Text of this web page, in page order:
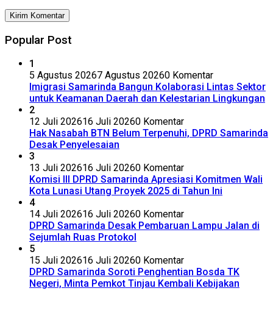
Popular Post
1
5 Agustus 20267 Agustus 20260 Komentar
Imigrasi Samarinda Bangun Kolaborasi Lintas Sektor
untuk Keamanan Daerah dan Kelestarian Lingkungan
2
12 Juli 202616 Juli 20260 Komentar
Hak Nasabah BTN Belum Terpenuhi, DPRD Samarinda
Desak Penyelesaian
3
13 Juli 202616 Juli 20260 Komentar
Komisi III DPRD Samarinda Apresiasi Komitmen Wali
Kota Lunasi Utang Proyek 2025 di Tahun Ini
4
14 Juli 202616 Juli 20260 Komentar
DPRD Samarinda Desak Pembaruan Lampu Jalan di
Sejumlah Ruas Protokol
5
15 Juli 202616 Juli 20260 Komentar
DPRD Samarinda Soroti Penghentian Bosda TK
Negeri, Minta Pemkot Tinjau Kembali Kebijakan